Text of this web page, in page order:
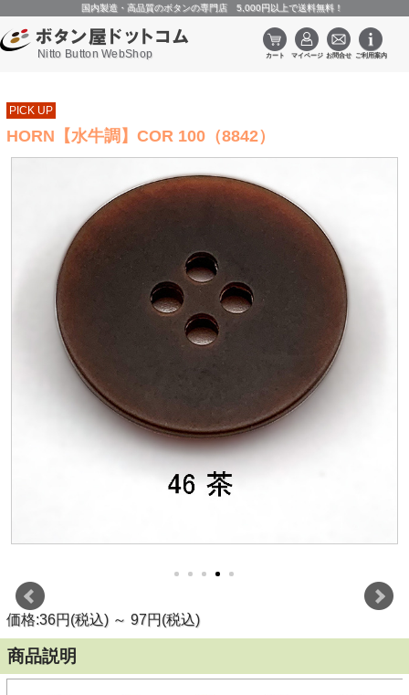
国内製造・高品質のボタンの専門店 5,000円以上で送料無料！
Nitto Button WebShop
PICK UP
HORN【水牛調】COR 100（8842）
価格:36円(税込) ～ 97円(税込)
商品説明